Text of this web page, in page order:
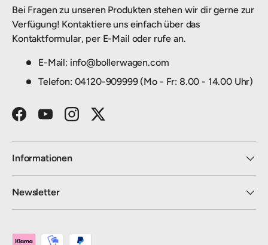
Bei Fragen zu unseren Produkten stehen wir dir gerne zur
Verfügung! Kontaktiere uns einfach über das
Kontaktformular, per E-Mail oder rufe an.
E-Mail: info@bollerwagen.com
Telefon: 04120-909999 (Mo - Fr: 8.00 - 14.00 Uhr)
FacebookYouTubeInstagramTwitter
Informationen
Newsletter
Zahlungsmethoden